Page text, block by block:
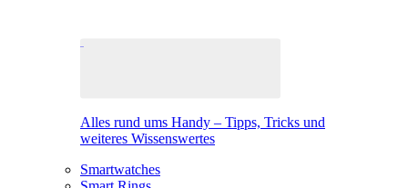
Alles rund ums Handy – Tipps, Tricks und
weiteres Wissenswertes
Smartwatches